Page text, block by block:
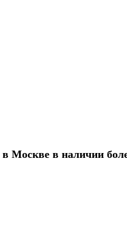
Москве в наличии